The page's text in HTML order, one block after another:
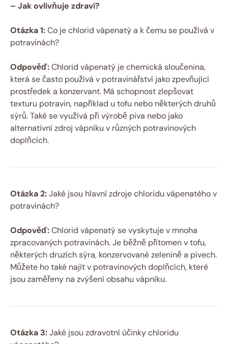
– Jak ovlivňuje zdraví?
Otázka 1:Co je chlorid vápenatý a k čemu se používá v
potravinách?
Odpověď:Chlorid vápenatý je chemická sloučenina,
která se často používá v potravinářství jako zpevňující
prostředek a konzervant. Má schopnost zlepšovat
texturu potravin, například u tofu nebo některých druhů
sýrů. Také se využívá při výrobě piva nebo jako
alternativní zdroj vápníku v různých potravinových
doplňcích.
Otázka 2:Jaké jsou hlavní zdroje chloridu vápenatého v
potravinách?
Odpověď:Chlorid vápenatý se vyskytuje v mnoha
zpracovaných potravinách. Je běžně přítomen v tofu,
některých druzích sýra, konzervované zelenině a pivech.
Můžete ho také najít v potravinových doplňcích, které
jsou zaměřeny na zvýšení obsahu vápníku.
Otázka 3:Jaké jsou zdravotní účinky chloridu